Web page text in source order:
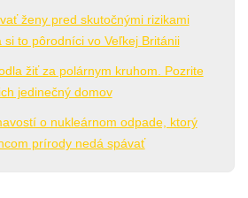
ženy pred skutočnými rizikami
si to pôrodníci vo Veľkej Británii
žiť za polárnym kruhom. Pozrite
jedinečný domov
o nukleárnom odpade, ktorý
prírody nedá spávať